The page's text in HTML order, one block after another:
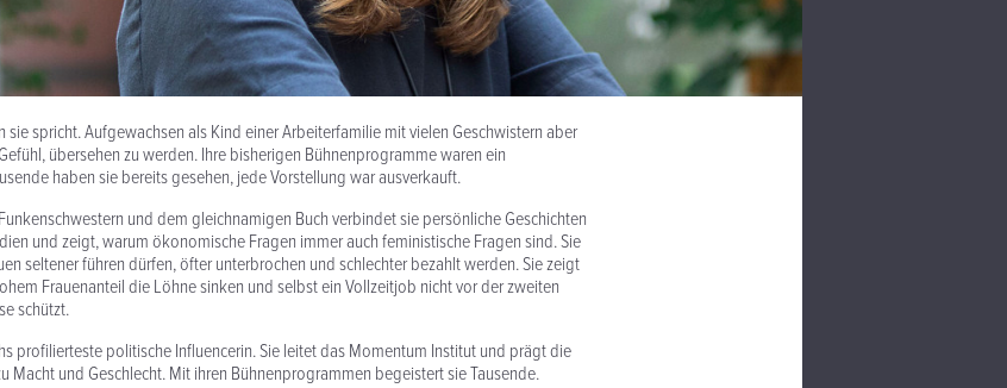
sie spricht. Aufgewachsen als Kind einer Arbeiterfamilie mit vielen Geschwistern aber
übersehen zu werden. Ihre bisherigen Bühnenprogramme waren ein
haben sie bereits gesehen, jede Vorstellung war ausverkauft.
und dem gleichnamigen Buch verbindet sie persönliche Geschichten
und zeigt, warum ökonomische Fragen immer auch feministische Fragen sind. Sie
seltener führen dürfen, öfter unterbrochen und schlechter bezahlt werden. Sie zeigt
Frauenanteil die Löhne sinken und selbst ein Vollzeitjob nicht vor der zweiten
schützt.
profilierteste politische Influencerin. Sie leitet das Momentum Institut und prägt die
Macht und Geschlecht. Mit ihren Bühnenprogrammen begeistert sie Tausende.